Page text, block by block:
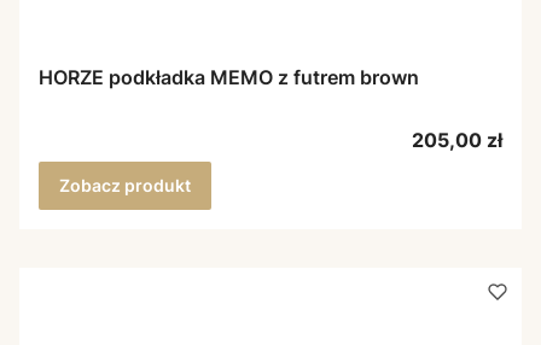
HORZE podkładka MEMO z futrem brown
Cena
205,00 zł
Zobacz produkt